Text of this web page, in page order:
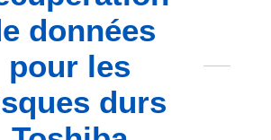
données
pour les
durs